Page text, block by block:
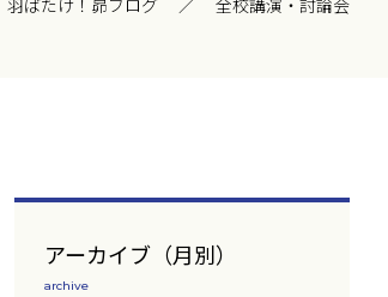
羽ばたけ！昴ブログ 全校講演・討論会
アーカイブ（月別）
archive